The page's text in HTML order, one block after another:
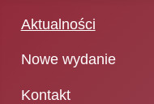
Aktualności
Nowe wydanie
Kontakt